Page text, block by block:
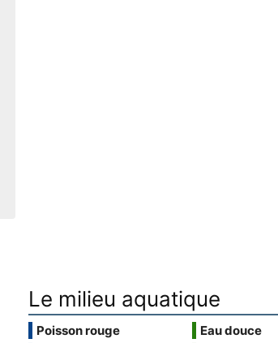
Le milieu aquatique
Poisson rouge
Eau douce